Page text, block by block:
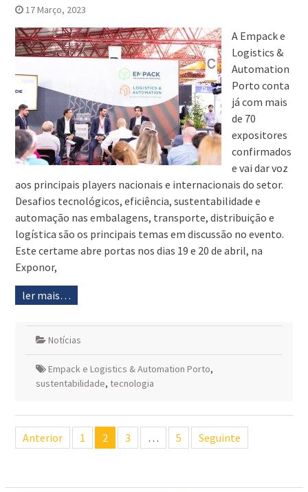
17 Março, 2023
A Empack e
Logistics &
Automation
Porto conta
já com mais
de 70
expositores
confirmados
e vai dar voz
aos principais players nacionais e internacionais do setor.
Desafios tecnológicos, eficiência, sustentabilidade e
automação nas embalagens, transporte, distribuição e
logística são os principais temas em discussão no evento.
Este certame abre portas nos dias 19 e 20 de abril, na
Exponor,
ler mais…
Notícias
Empack e Logistics & Automation Porto,
sustentabilidade, tecnologia
Navegação
deAnterior 1 2 3 … 5 Seguinte